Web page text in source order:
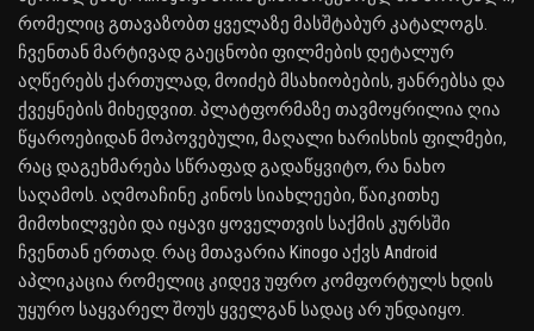
რომელიც გთავაზობთ ყველაზე მასშტაბურ კატალოგს.
ჩვენთან მარტივად გაეცნობი ფილმების დეტალურ
აღწერებს ქართულად, მოიძებ მსახიობების, ჟანრებსა და
ქვეყნების მიხედვით. პლატფორმაზე თავმოყრილია ღია
წყაროებიდან მოპოვებული, მაღალი ხარისხის ფილმები,
რაც დაგეხმარება სწრაფად გადაწყვიტო, რა ნახო
საღამოს. აღმოაჩინე კინოს სიახლეები, წაიკითხე
მიმოხილვები და იყავი ყოველთვის საქმის კურსში
ჩვენთან ერთად. რაც მთავარია Kinogo აქვს Android
აპლიკაცია რომელიც კიდევ უფრო კომფორტულს ხდის
უყურო საყვარელ შოუს ყველგან სადაც არ უნდაიყო.